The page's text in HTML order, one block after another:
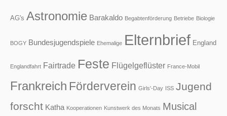
AG's Astronomie Barakaldo Begabtenförderung Betriebe Biologie
BOGY Bundesjugendspiele Ehemalige Elternbrief England
Englandfahrt Fairtrade Feste Flügelgeflüster France-Mobil
Frankreich Förderverein Girls'-Day ISS Jugend
forscht Katha Kooperationen Kunstwerk des Monats Musical